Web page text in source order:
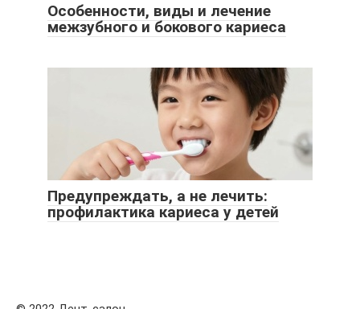
Особенности, виды и лечение
межзубного и бокового кариеса
Предупреждать, а не лечить:
профилактика кариеса у детей